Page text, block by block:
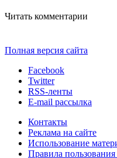
Читать комментарии
Полная версия сайта
Facebook
Twitter
RSS-ленты
E-mail рассылка
Контакты
Реклама на сайте
Использование
Правила